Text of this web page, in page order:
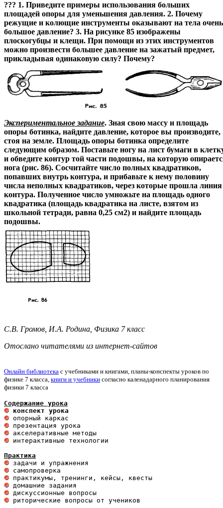
??? 1. Приведите примеры использования больших
площадей опоры для уменьшения давления. 2. Почему
режущие и колющие инструменты оказывают на тела очень
большое давление? 3. На рисунке 85 изображены
плоскогубцы и клещи. При помощи из этих инструментов
можно произвести большее давление на зажатый предмет,
прикладывая одинаковую силу? Почему?
Экспериментальное задание. Зная свою массу и площадь
опоры ботинка, найдите давление, которое вы производите,
стоя на земле. Площадь опоры ботинка определите
следующим образом. Поставьте ногу на лист бумаги в
и обведите контур той части подошвы, на которую
нога (рис. 86). Сосчитайте число полных квадратиков,
попавших внутрь контура, и прибавьте к нему половину
числа неполных квадратиков, через которые прошла линия
контура. Полученное число умножьте на площадь одного
квадратика (площадь квадратика на листе, взятом из
школьной тетради, равна 0,25 см2) и найдите площадь
подошвы.
С.В. Громов, И.А. Родина, Физика 7 класс
Отослано читателями из интернет-сайтов
Онлайн библиотека с учебниками и книгами, планы-конспекты уроков по
физике 7 класса, книги и учебники согласно каленадарного планирования
физики 7 класса
Содержание урока
конспект урока
интерактивные технологии
Практика
риторические вопросы от учеников